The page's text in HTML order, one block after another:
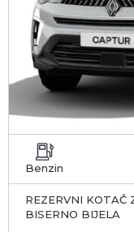
Benzin
REZERVNI KOTAČ
BISERNO BIJELA